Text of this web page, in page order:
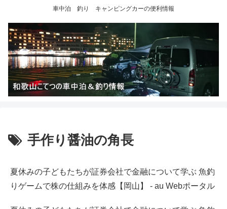
車中泊 釣り キャンピングカーの便利情報
手作り醤油の角長
夏休みの子どもたちが証券会社で金融について学ぶ 魚釣
りゲームで株の仕組みを体感【岡山】 - au Webポータル